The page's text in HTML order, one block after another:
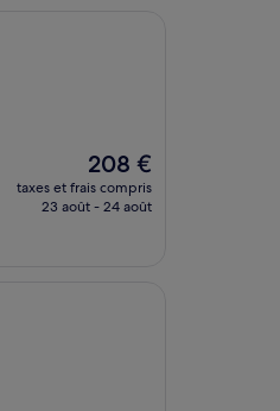
Le
nouveau
prix
208 €
taxes et frais compris
23 août - 24 août